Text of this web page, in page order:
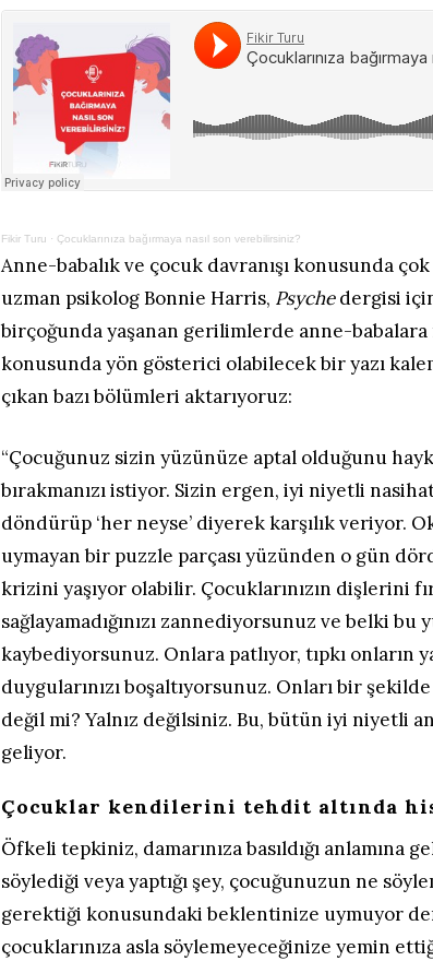
Fikir Turu · Çocuklarınıza bağırmaya nasıl son verebilirsiniz?
Anne-babalık ve çocuk davranışı konusunda
uzman psikolog Bonnie Harris, Psychedergisi
birçoğunda yaşanan gerilimlerde anne-babalara
konusunda yön gösterici olabilecek bir yazı
çıkan bazı bölümleri aktarıyoruz:
“Çocuğunuz sizin yüzünüze aptal olduğunu
bırakmanızı istiyor. Sizin ergen, iyi niyetli
döndürüp ‘her neyse’ diyerek karşılık veriyor.
uymayan bir puzzle parçası yüzünden o gün
krizini yaşıyor olabilir. Çocuklarınızın dişlerini
sağlayamadığınızı zannediyorsunuz ve belki
kaybediyorsunuz. Onlara patlıyor, tıpkı onların
duygularınızı boşaltıyorsunuz. Onları bir
değil mi? Yalnız değilsiniz. Bu, bütün iyi niyetli
geliyor.
Çocuklar kendilerini tehdit altında
Öfkeli tepkiniz, damarınıza basıldığı anlamına
söylediği veya yaptığı şey, çocuğunuzun ne
gerektiği konusundaki beklentinize uymuyor
çocuklarınıza asla söylemeyeceğinize yemin